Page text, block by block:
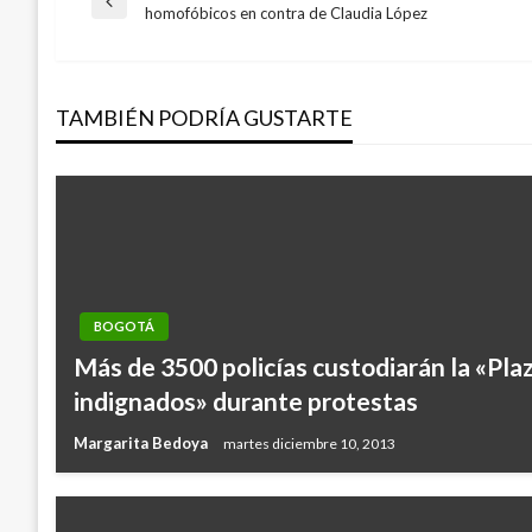
entradas
Entrada homofóbicos en contra de Claudia López
TAMBIÉN PODRÍA GUSTARTE
BOGOTÁ
Más de 3500 policías custodiarán la
indignados» durante protestas
Margarita Bedoya martes diciembre 10, 2013